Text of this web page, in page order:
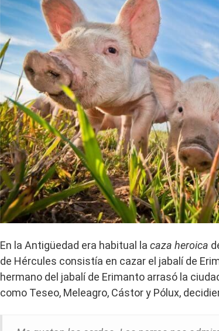
En la Antigüedad era habitual la caza heroica
de Hércules consistía en cazar el jabalí de
hermano del jabalí de Erimanto arrasó la
como Teseo, Meleagro, Cástor y Pólux,